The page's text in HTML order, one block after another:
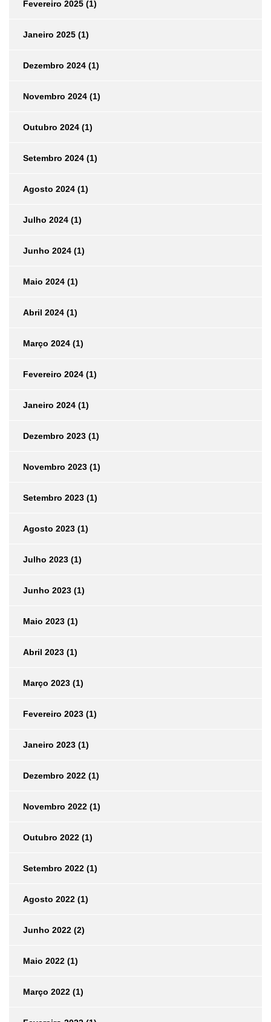
Fevereiro 2025 (1)
Janeiro 2025 (1)
Dezembro 2024 (1)
Novembro 2024 (1)
Outubro 2024 (1)
Setembro 2024 (1)
Agosto 2024 (1)
Julho 2024 (1)
Junho 2024 (1)
Maio 2024 (1)
Abril 2024 (1)
Março 2024 (1)
Fevereiro 2024 (1)
Janeiro 2024 (1)
Dezembro 2023 (1)
Novembro 2023 (1)
Setembro 2023 (1)
Agosto 2023 (1)
Julho 2023 (1)
Junho 2023 (1)
Maio 2023 (1)
Abril 2023 (1)
Março 2023 (1)
Fevereiro 2023 (1)
Janeiro 2023 (1)
Dezembro 2022 (1)
Novembro 2022 (1)
Outubro 2022 (1)
Setembro 2022 (1)
Agosto 2022 (1)
Junho 2022 (2)
Maio 2022 (1)
Março 2022 (1)